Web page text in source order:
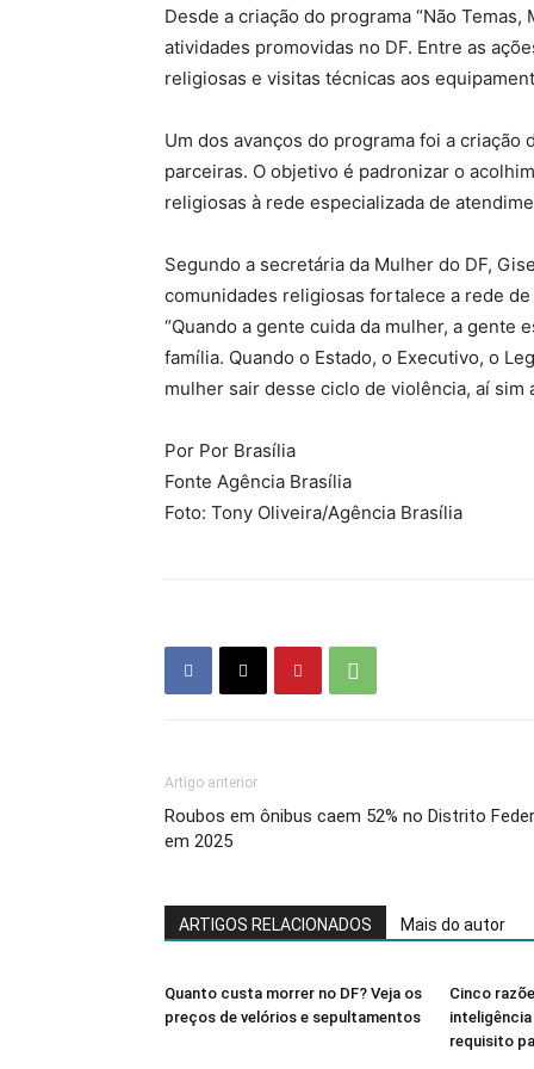
Desde a criação do programa “Não
atividades promovidas no DF. Entre as
religiosas e visitas técnicas aos
Um dos avanços do programa foi a
parceiras. O objetivo é padronizar o
religiosas à rede especializada de
Segundo a secretária da Mulher do DF,
comunidades religiosas fortalece a rede
“Quando a gente cuida da mulher, a gente
família. Quando o Estado, o Executivo, o
mulher sair desse ciclo de violência, aí
Por Por Brasília
Fonte Agência Brasília
Foto: Tony Oliveira/Agência Brasília
Artigo anterior
Roubos em ônibus caem 52% no Distrito
em 2025
ARTIGOS RELACIONADOS Mais do autor
Quanto custa morrer no DF? Veja os
preços de velórios e sepultamentos
Cinco
requisito